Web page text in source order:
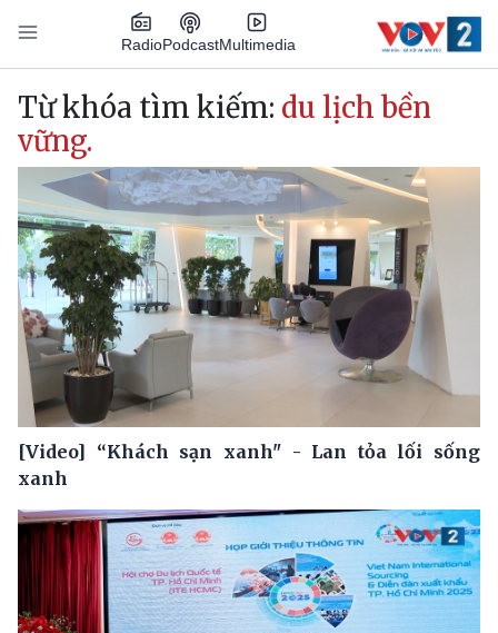
Nhảy đến nội dung
RadioPodcastMultimedia
Main navigation
Từ khóa tìm kiếm: du lịch bền
vững.
[Video] “Khách sạn xanh" - Lan tỏa lối sống
xanh